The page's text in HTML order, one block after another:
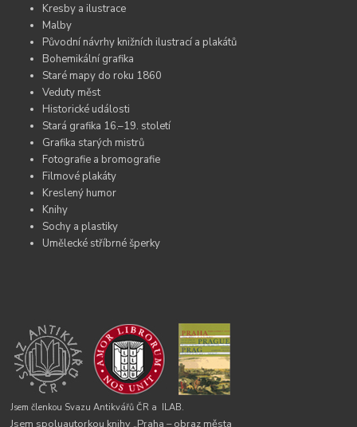
Kresby a ilustrace
Malby
Původní návrhy knižních ilustrací a plakátů
Bohemikální grafika
Staré mapy do roku 1860
Veduty měst
Historické události
Stará grafika 16.–19. století
Grafika starých mistrů
Fotografie a bromografie
Filmové plakáty
Kreslený humor
Knihy
Sochy a plastiky
Umělecké stříbrné šperky
Jsem členkou Svazu Antikvářů ČR a ILAB.
Jsem spoluautorkou knihy „Praha – obraz města